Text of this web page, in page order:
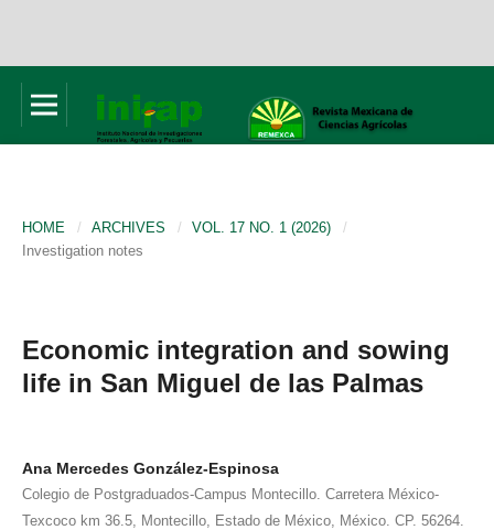
HOME / ARCHIVES / VOL. 17 NO. 1 (2026)
/
Investigation notes
Economic integration and sowing
life in San Miguel de las Palmas
Ana Mercedes González-Espinosa
Colegio de Postgraduados-Campus Montecillo. Carretera México-
Texcoco km 36.5, Montecillo, Estado de México, México. CP. 56264.